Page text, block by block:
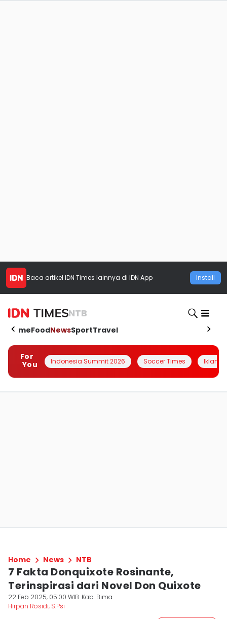
Baca artikel IDN Times lainnya di IDN App Install
NTB
HomeFoodNewsSportTravel
For
You
Indonesia Summit 2026 Soccer Times Iklanin
Home News NTB
7 Fakta Donquixote Rosinante,
Terinspirasi dari Novel Don Quixote
22 Feb 2025, 05:00 WIB Kab. Bima
Hirpan Rosidi, S.Psi